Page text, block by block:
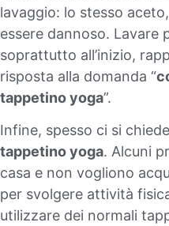
lavaggio: lo stesso
essere dannoso. Lavare
soprattutto all’inizio,
risposta alla domanda “
tappetino yoga”.
Infine, spesso ci si chiede
tappetino yoga. Alcuni
casa e non vogliono
per svolgere attività
utilizzare dei normali